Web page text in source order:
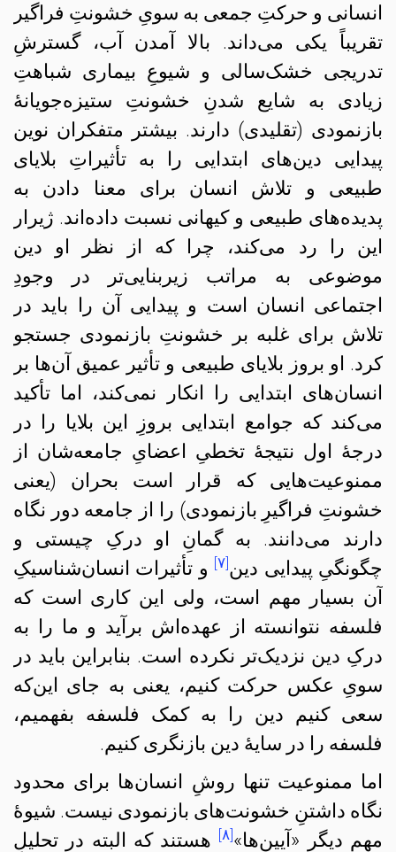
انسانی و حرکتِ جمعی به سویِ خشونتِ فراگیر
تقریباً یکی می‌داند. بالا آمدن آب، گسترشِ
تدریجی خشک‌سالی و شیوعِ بیماری شباهتِ
زیادی به شایع شدنِ خشونتِ ستیزه‌جویانهٔ
بازنمودی (تقلیدی) دارند. بیشتر متفکران نوین
پیدایی‌ دین‌های ابتدایی را به تأثیراتِ بلایای
طبیعی و تلاش انسان برای معنا دادن به
پدیده‌های طبیعی و کیهانی نسبت داده‌اند. ژیرار
این را رد می‌کند، چرا که از نظر او دین
موضوعی به مراتب زیربنایی‌تر در وجودِ
اجتماعی انسان است و پیدایی آن را باید در
تلاش برای غلبه بر خشونتِ بازنمودی جستجو
کرد. او بروز بلایای طبیعی و تأثیر عمیق آن‌ها بر
انسان‌های ابتدایی را انکار نمی‌کند، اما تأکید
می‌کند که جوامع ابتدایی بروزِ این بلایا را در
درجهٔ اول نتیجهٔ تخطیِ اعضایِ جامعه‌شان از
ممنوعیت‌هایی که قرار است بحران (یعنی
خشونتِ فراگیرِ بازنمودی) را از جامعه دور نگاه
دارند می‌دانند. به گمانِ او درکِ چیستی و
چگونگیِ پیدایی دین[۷] و تأثیرات انسان‌شناسیکِ
آن‌ بسیار مهم است، ولی این کاری است که
فلسفه نتوانسته از عهده‌اش برآید و ما را به
درکِ دین نزدیک‌تر نکرده است. بنابراین باید در
سویِ عکس حرکت کنیم، یعنی به جای این‌که
سعی کنیم دین را به کمک فلسفه بفهمیم،
فلسفه را در سایهٔ دین بازنگری کنیم.
اما ممنوعیت تنها روشِ انسان‌ها برای محدود
نگاه داشتنِ خشونت‌های بازنمودی نیست. شیوهٔ
مهم دیگر «آیین‌‌ها»[۸] هستند که البته در تحلیلِ